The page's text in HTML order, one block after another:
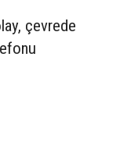
çevrede